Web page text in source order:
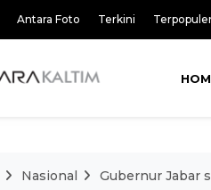
Antara Foto Terkini
Nasional Gubernur Jabar